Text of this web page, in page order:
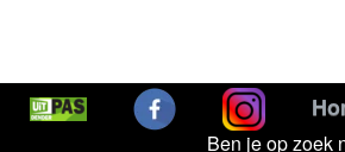
Ben je op zoek